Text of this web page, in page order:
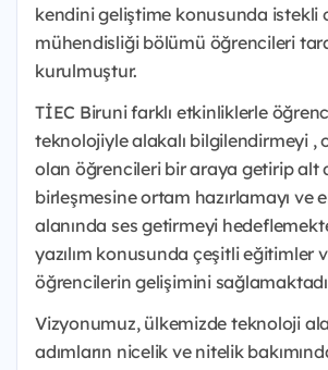
kendini geliştime konusunda istekli
mühendisliği bölümü öğrencileri
kurulmuştur.
TİEC Biruni farklı etkinliklerle
teknolojiyle alakalı bilgilendirmeyi ,
olan öğrencileri bir araya getirip alt
birleşmesine ortam hazırlamayı ve
alanında ses getirmeyi
yazılım konusunda çeşitli eğitimler
öğrencilerin gelişimini
Vizyonumuz, ülkemizde teknoloji
adımların nicelik ve nitelik